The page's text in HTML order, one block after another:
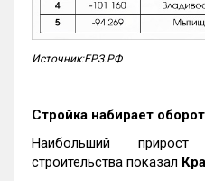
Источник:ЕРЗ.РФ
Стройка набирает
Наибольший
строительства показал